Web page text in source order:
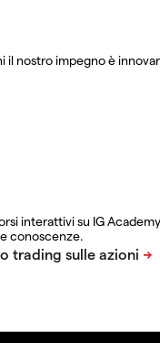
il nostro impegno è
interattivi su IG
conoscenze.